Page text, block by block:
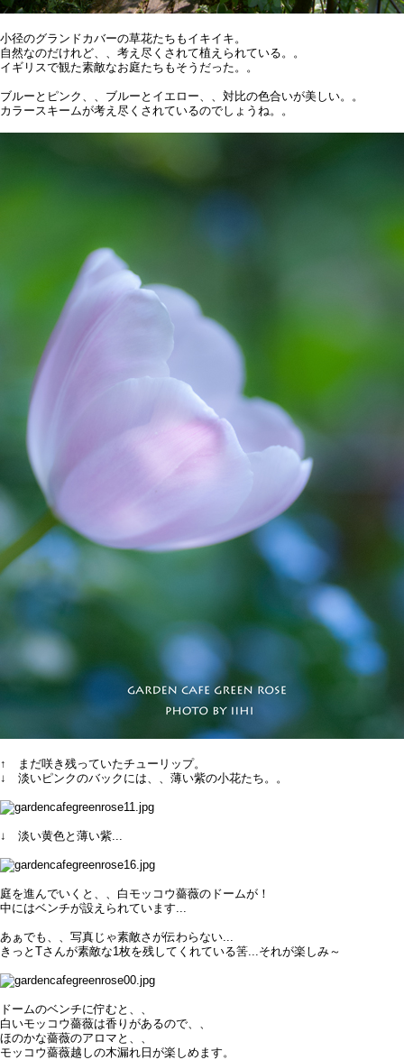
小径のグランドカバーの草花たちもイキイキ。
自然なのだけれど、、考え尽くされて植えられている。。
イギリスで観た素敵なお庭たちもそうだった。。
ブルーとピンク、、ブルーとイエロー、、対比の色合いが美しい。。
カラースキームが考え尽くされているのでしょうね。。
↑ まだ咲き残っていたチューリップ。
↓ 淡いピンクのバックには、、薄い紫の小花たち。。
↓ 淡い黄色と薄い紫...
庭を進んでいくと、、白モッコウ薔薇のドームが！
中にはベンチが設えられています...
あぁでも、、写真じゃ素敵さが伝わらない...
きっとTさんが素敵な1枚を残してくれている筈...それが楽しみ～
ドームのベンチに佇むと、、
白いモッコウ薔薇は香りがあるので、、
ほのかな薔薇のアロマと、、
モッコウ薔薇越しの木漏れ日が楽しめます。